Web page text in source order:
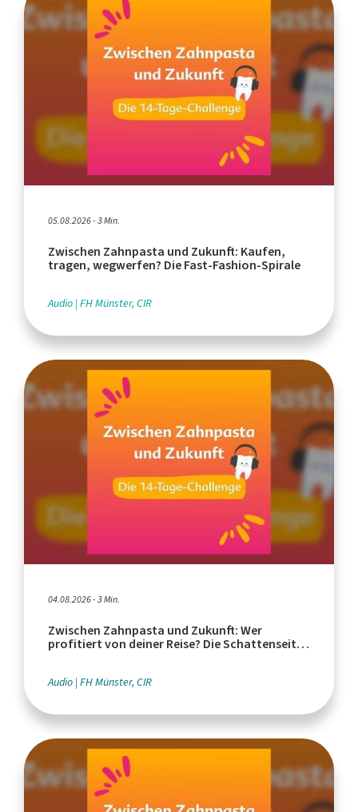
05.08.2026 - 3 Min.
Zwischen Zahnpasta und Zukunft: Kaufen,
tragen, wegwerfen? Die Fast-Fashion-Spirale
Audio FH Münster, CIR
04.08.2026 - 3 Min.
Zwischen Zahnpasta und Zukunft: Wer
profitiert von deiner Reise? Die Schattenseiten
Audio FH Münster, CIR